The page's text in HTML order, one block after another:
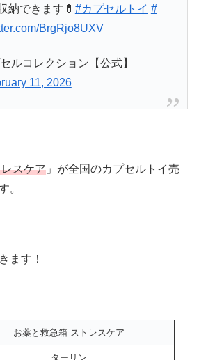
納できます💊 #カプセルトイ #
BrgRjo8UXV
ルコレクション【公式】
11, 2026
スケア 」が全国のカプセルトイ売
。
ます！
と救急箱 ストレスケア
ターリン